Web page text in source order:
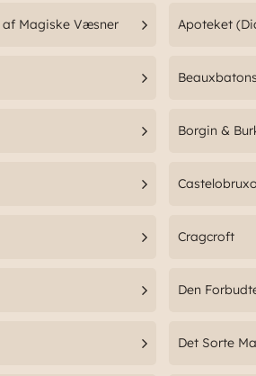
Magiske Væsner Apoteket
Beauxbatons
Borgin &
Castelobruxo
Cragcroft
Den
Det Sorte